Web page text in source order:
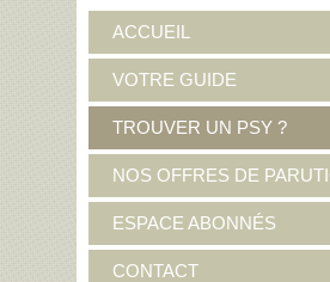
ACCUEIL
VOTRE GUIDE
TROUVER UN PSY ?
NOS OFFRES DE
ESPACE ABONNÉS
CONTACT